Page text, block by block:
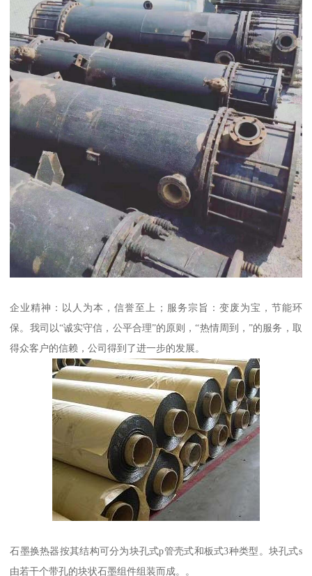
企业精神：以人为本，信誉至上；服务宗旨：变废为宝，节能环
保。我司以“诚实守信，公平合理”的原则，“热情周到，”的服务，取
得众客户的信赖，公司得到了进一步的发展。
石墨换热器按其结构可分为块孔式p管壳式和板式3种类型。块孔式s
由若干个带孔的块状石墨组件组装而成。。